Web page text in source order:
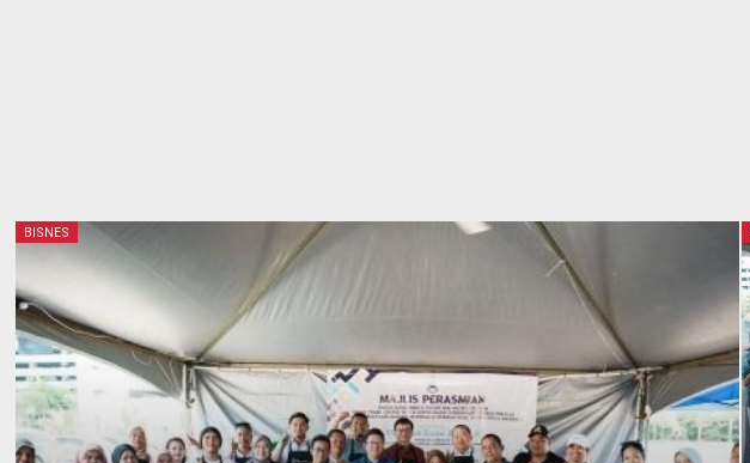
BISNES